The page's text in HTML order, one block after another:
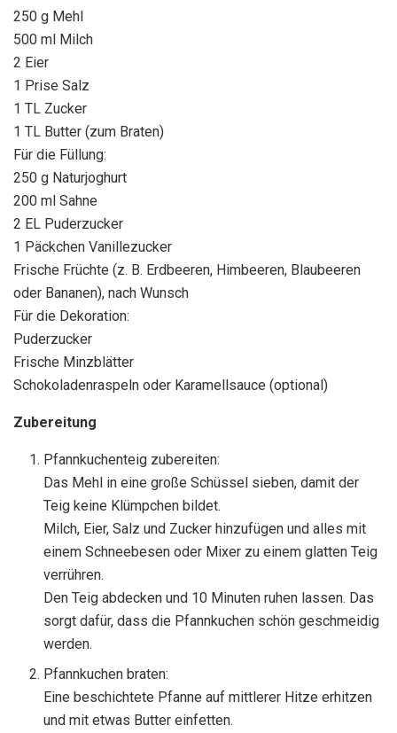
250 g Mehl
500 ml Milch
2 Eier
1 Prise Salz
1 TL Zucker
1 TL Butter (zum Braten)
Für die Füllung:
250 g Naturjoghurt
200 ml Sahne
2 EL Puderzucker
1 Päckchen Vanillezucker
Frische Früchte (z. B. Erdbeeren, Himbeeren, Blaubeeren
oder Bananen), nach Wunsch
Für die Dekoration:
Puderzucker
Frische Minzblätter
Schokoladenraspeln oder Karamellsauce (optional)
Zubereitung
Pfannkuchenteig zubereiten:
Das Mehl in eine große Schüssel sieben, damit der
Teig keine Klümpchen bildet.
Milch, Eier, Salz und Zucker hinzufügen und alles mit
einem Schneebesen oder Mixer zu einem glatten Teig
verrühren.
Den Teig abdecken und 10 Minuten ruhen lassen. Das
sorgt dafür, dass die Pfannkuchen schön geschmeidig
werden.
Pfannkuchen braten:
Eine beschichtete Pfanne auf mittlerer Hitze erhitzen
und mit etwas Butter einfetten.